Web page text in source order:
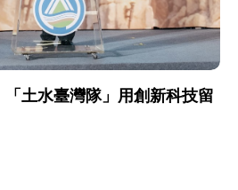
土水臺灣隊」用創新科技留